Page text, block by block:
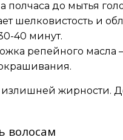
полчаса до мытья
шелковистость и
40 минут.
репейного масла
излишней жирности.
волосам